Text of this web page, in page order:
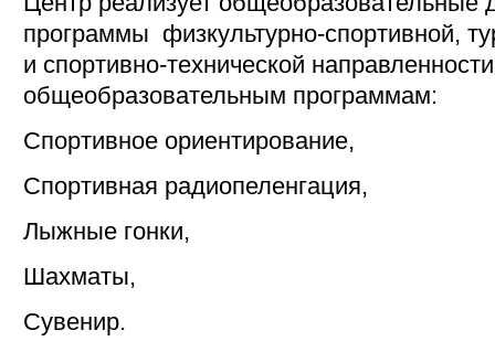
программы физкультурно-спортивной,
и спортивно-технической
общеобразовательным программам:
Спортивное ориентирование,
Спортивная радиопеленгация,
Лыжные гонки,
Шахматы,
Сувенир.